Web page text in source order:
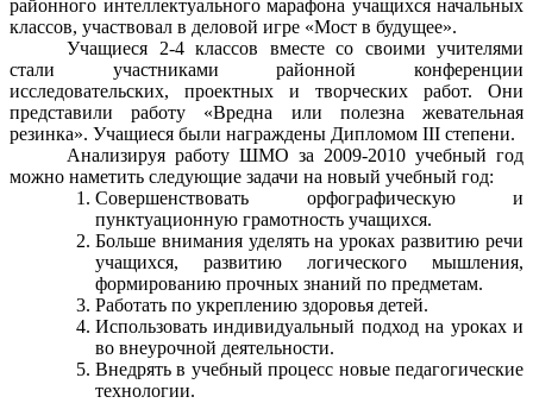
районного интеллектуального марафона учащихся начальных
классов, участвовал в деловой игре «Мост в будущее».
Учащиеся 2-4 классов вместе со своими учителями
стали участниками районной конференции
исследовательских, проектных и творческих работ. Они
представили работу «Вредна или полезна жевательная
резинка». Учащиеся были награждены Дипломом III степени.
Анализируя работу ШМО за 2009-2010 учебный год
можно наметить следующие задачи на новый учебный год:
Совершенствовать орфографическую и
пунктуационную грамотность учащихся.
Больше внимания уделять на уроках развитию речи
учащихся, развитию логического мышления,
формированию прочных знаний по предметам.
Работать по укреплению здоровья детей.
Использовать индивидуальный подход на уроках и
во внеурочной деятельности.
Внедрять в учебный процесс новые педагогические
технологии.